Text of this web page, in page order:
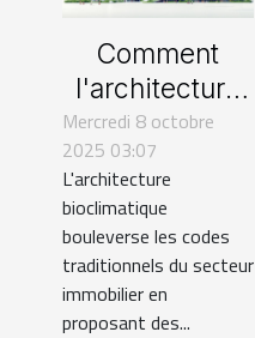
Comment
l'architecture
bioclimatique
révolutionne le
secteur
immobilier ?
Mercredi 8 octobre
2025 03:07
L'architecture
bioclimatique
bouleverse les codes
traditionnels du secteur
immobilier en
proposant des...